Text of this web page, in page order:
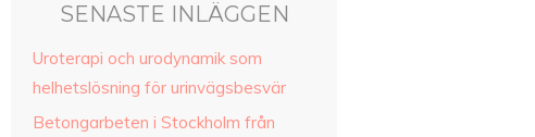
SENASTE INLÄGGEN
Uroterapi och urodynamik som
helhetslösning för urinvägsbesvär
Betongarbeten i Stockholm från